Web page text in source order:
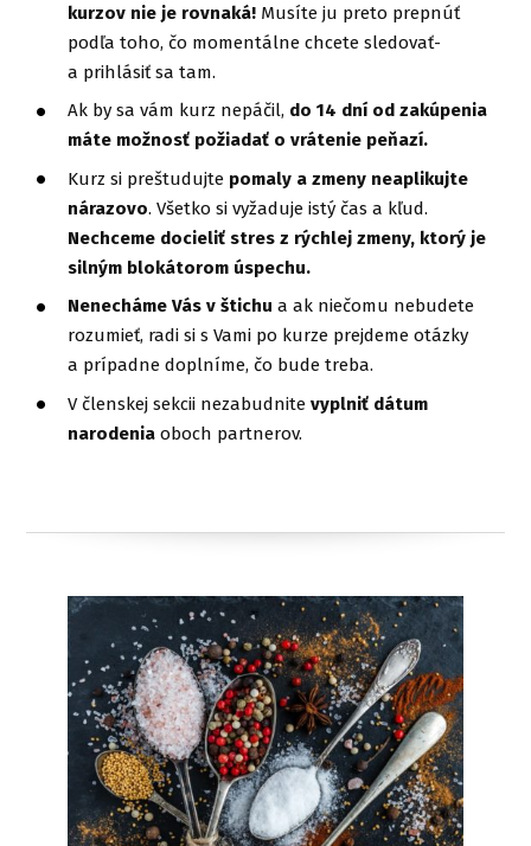
kurzov nie je rovnaká! Musíte ju preto prepnúť
podľa toho, čo momentálne chcete sledovať-
a prihlásiť sa tam.
Ak by sa vám kurz nepáčil, do 14 dní od zakúpenia
máte možnosť požiadať o vrátenie peňazí.
Kurz si preštudujte pomaly a zmeny neaplikujte
nárazovo. Všetko si vyžaduje istý čas a kľud.
Nechceme docieliť stres z rýchlej zmeny, ktorý je
silným blokátorom úspechu.
Nenecháme Vás v štichu a ak niečomu nebudete
rozumieť, radi si s Vami po kurze prejdeme otázky
a prípadne doplníme, čo bude treba.
V členskej sekcii nezabudnitevyplniť dátum
narodenia oboch partnerov.